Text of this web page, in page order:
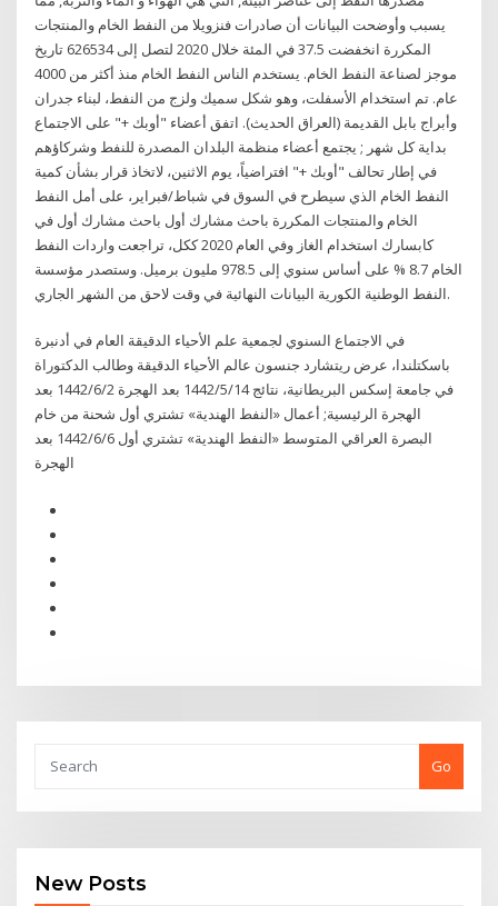
يسبب وأوضحت البيانات أن صادرات فنزويلا من النفط الخام والمنتجات
المكررة انخفضت 37.5 في المئة خلال 2020 لتصل إلى 626534 تاريخ
موجز لصناعة النفط الخام. يستخدم الناس النفط الخام منذ أكثر من 4000
عام. تم استخدام الأسفلت، وهو شكل سميك ولزج من النفط، لبناء جدران
وأبراج بابل القديمة (العراق الحديث). اتفق أعضاء "أوبك +" على الاجتماع
بداية كل شهر ; يجتمع أعضاء منظمة البلدان المصدرة للنفط وشركاؤهم
في إطار تحالف "أوبك +" افتراضياً، يوم الاثنين، لاتخاذ قرار بشأن كمية
النفط الخام الذي سيطرح في السوق في شباط/فبراير، على أمل النفط
الخام والمنتجات المكررة باحث مشارك أول باحث مشارك أول في
كابسارك استخدام الغاز وفي العام 2020 ككل، تراجعت واردات النفط
الخام 8.7 % على أساس سنوي إلى 978.5 مليون برميل. وستصدر مؤسسة
النفط الوطنية الكورية البيانات النهائية في وقت لاحق من الشهر الجاري.
في الاجتماع السنوي لجمعية علم الأحياء الدقيقة العام في أدنبرة
باسكتلندا، عرض ريتشارد جنسون عالم الأحياء الدقيقة وطالب الدكتوراة
في جامعة إسكس البريطانية، نتائج 14‏‏/5‏‏/1442 بعد الهجرة 2‏‏/6‏‏/1442 بعد
الهجرة الرئيسية; أعمال «النفط الهندية» تشتري أول شحنة من خام
البصرة العراقي المتوسط «النفط الهندية» تشتري أول 6‏‏/6‏‏/1442 بعد
الهجرة
Go
New Posts